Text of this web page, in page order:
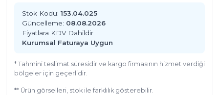
Stok Kodu: 153.04.025
Güncelleme: 08.08.2026
Fiyatlara KDV Dahildir
Kurumsal Faturaya Uygun
* Tahmini teslimat süresidir ve kargo firmasının hizmet verdiği
bölgeler için geçerlidir.
** Ürün görselleri, stok ile farklılık gösterebilir.